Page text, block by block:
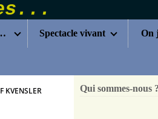
musique...) Spectacle vivant
KVENSLER Qui sommes-nous ?